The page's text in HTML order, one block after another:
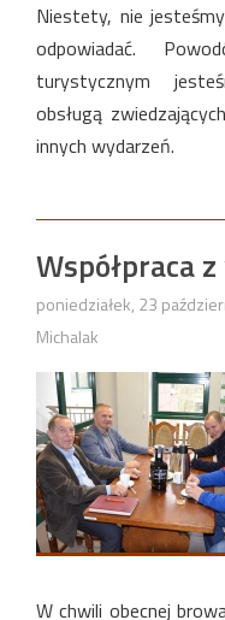
Niestety, nie
odpowiadać.
turystycznym
obsługą
innych wydarzeń.
Współpraca
poniedziałek, 23
Michalak
W chwili obecnej